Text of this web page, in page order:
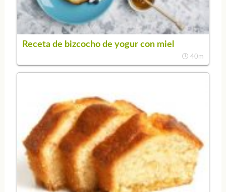
Receta de bizcocho de yogur con miel
40m